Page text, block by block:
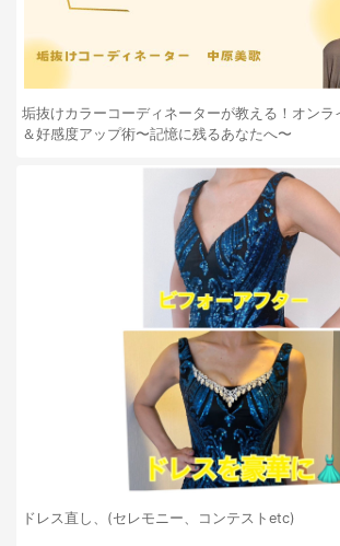
垢抜けカラーコーディネーターが教える！オンラ
＆好感度アップ術〜記憶に残るあなたへ〜
ドレス直し、(セレモニー、コンテストetc)